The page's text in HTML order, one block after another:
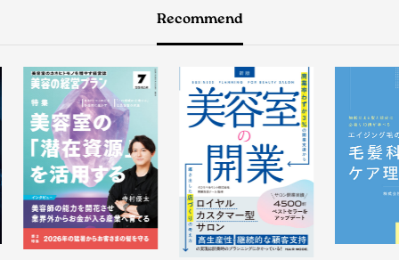
Recommend